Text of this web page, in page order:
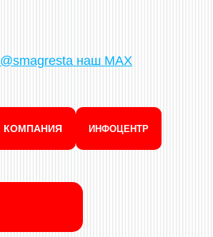
@smagresta наш MAX
КОМПАНИЯ ИНФОЦЕНТР